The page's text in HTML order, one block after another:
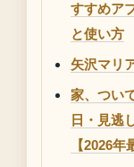
すすめア
と使い方
矢沢マリ
家、つい
日・見逃
【2026年